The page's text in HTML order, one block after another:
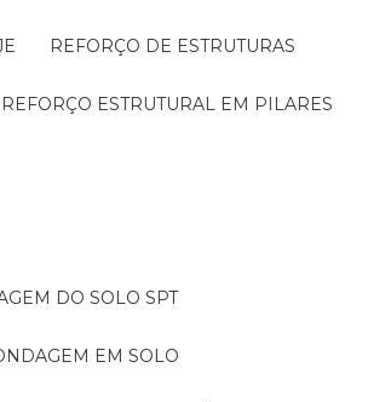
REFORÇO DE ESTRUTURAS
REFORÇO ESTRUTURAL EM PILARES
DO SOLO SPT
EM SOLO